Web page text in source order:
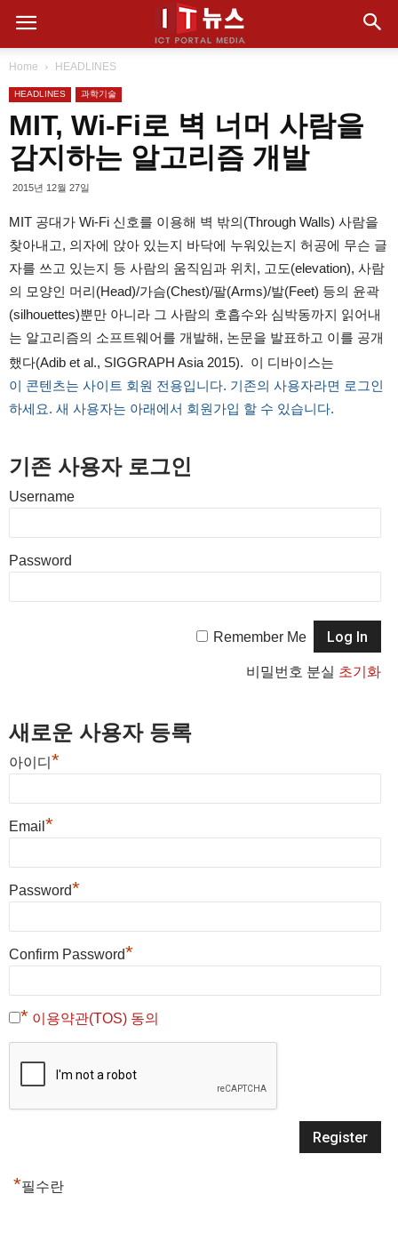
Home HEADLINES
HEADLINES 과학기술
MIT, Wi-Fi로 벽 너머 사람을
감지하는 알고리즘 개발
2015년 12월 27일
MIT 공대가 Wi-Fi 신호를 이용해 벽 밖의(Through Walls) 사람을
찾아내고, 의자에 앉아 있는지 바닥에 누워있는지 허공에 무슨 글
자를 쓰고 있는지 등 사람의 움직임과 위치, 고도(elevation), 사람
의 모양인 머리(Head)/가슴(Chest)/팔(Arms)/발(Feet) 등의 윤곽
(silhouettes)뿐만 아니라 그 사람의 호흡수와 심박동까지 읽어내
는 알고리즘의 소프트웨어를 개발해, 논문을 발표하고 이를 공개
했다(Adib et al., SIGGRAPH Asia 2015). 이 디바이스는
이 콘텐츠는 사이트 회원 전용입니다. 기존의 사용자라면 로그인
하세요. 새 사용자는 아래에서 회원가입 할 수 있습니다.
기존 사용자 로그인
Username
Password
Remember Me
비밀번호 분실 초기화
새로운 사용자 등록
아이디 *
Email *
Password*
Confirm Password*
* 이용약관(TOS) 동의
*필수란